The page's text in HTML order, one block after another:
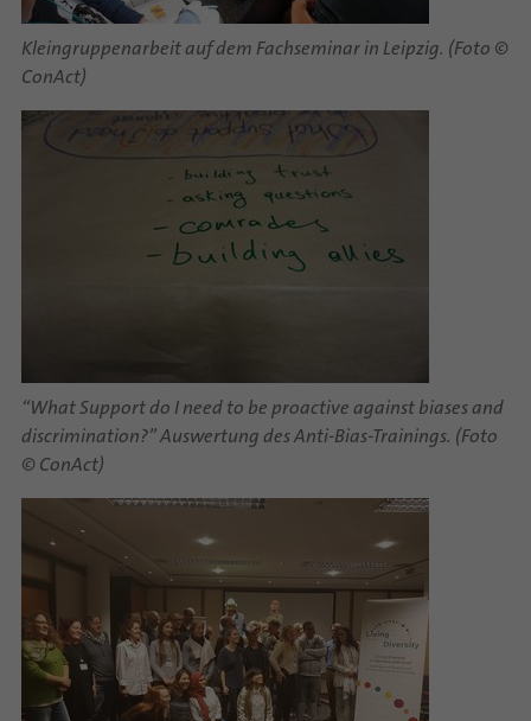
Kleingruppenarbeit auf dem Fachseminar in Leipzig. (Foto ©
ConAct)
“What Support do I need to be proactive against biases and
discrimination?” Auswertung des Anti-Bias-Trainings. (Foto
© ConAct)